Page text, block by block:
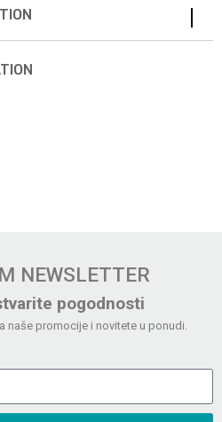
NEWSLETTER
pogodnosti
naše promocije i novitete u ponudi.